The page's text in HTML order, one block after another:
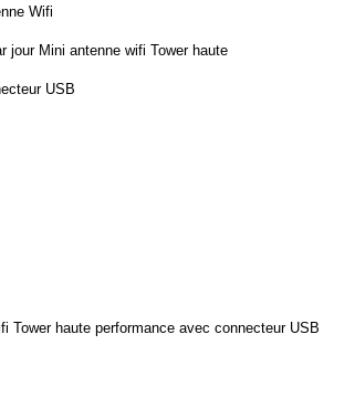
Wifi
jour Mini antenne wifi Tower haute
USB
Tower haute performance avec connecteur USB